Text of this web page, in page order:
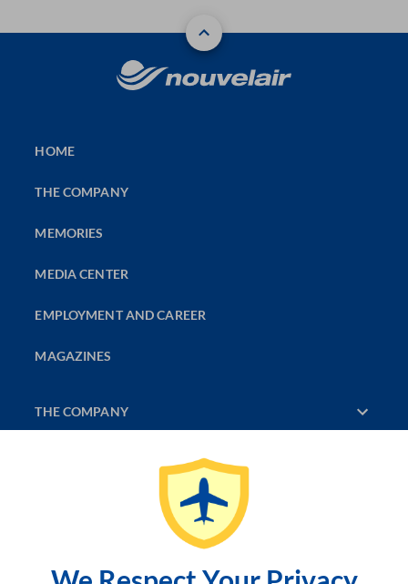
HOME
THE COMPANY
MEMORIES
MEDIA CENTER
EMPLOYMENT AND CAREER
MAGAZINES
THE COMPANY